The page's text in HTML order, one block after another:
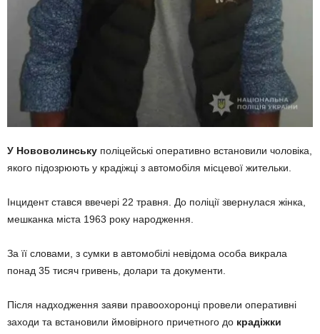
У Нововолинську поліцейські оперативно встановили чоловіка,
якого підозрюють у крадіжці з автомобіля місцевої жительки.
Інцидент стався ввечері 22 травня. До поліції звернулася жінка,
мешканка міста 1963 року народження.
За її словами, з сумки в автомобілі невідома особа викрала
понад 35 тисяч гривень, долари та документи.
Після надходження заяви правоохоронці провели оперативні
заходи та встановили ймовірного причетного до крадіжки